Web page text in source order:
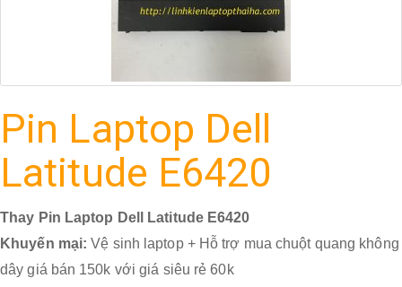
Pin Laptop Dell
Latitude E6420
Thay Pin Laptop Dell Latitude E6420
Khuyến mại: Vệ sinh laptop + Hỗ trợ mua chuột quang không
dây giá bán 150k với giá siêu rẻ 60k